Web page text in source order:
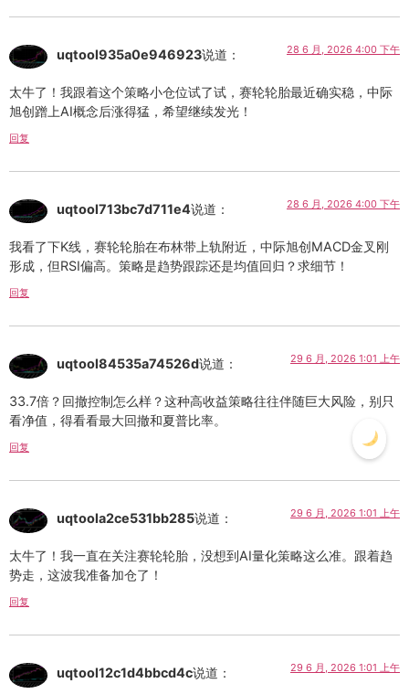
uqtool935a0e946923说道： 28 6 月, 2026 4:00 下午
太牛了！我跟着这个策略小仓位试了试，赛轮轮胎最近确实稳，中际
旭创蹭上AI概念后涨得猛，希望继续发光！
回复
uqtool713bc7d711e4说道： 28 6 月, 2026 4:00 下午
我看了下K线，赛轮轮胎在布林带上轨附近，中际旭创MACD金叉刚
形成，但RSI偏高。策略是趋势跟踪还是均值回归？求细节！
回复
uqtool84535a74526d说道： 29 6 月, 2026 1:01 上午
33.7倍？回撤控制怎么样？这种高收益策略往往伴随巨大风险，别只
看净值，得看看最大回撤和夏普比率。
回复
uqtoola2ce531bb285说道： 29 6 月, 2026 1:01 上午
太牛了！我一直在关注赛轮轮胎，没想到AI量化策略这么准。跟着趋
势走，这波我准备加仓了！
回复
uqtool12c1d4bbcd4c说道： 29 6 月, 2026 1:01 上午